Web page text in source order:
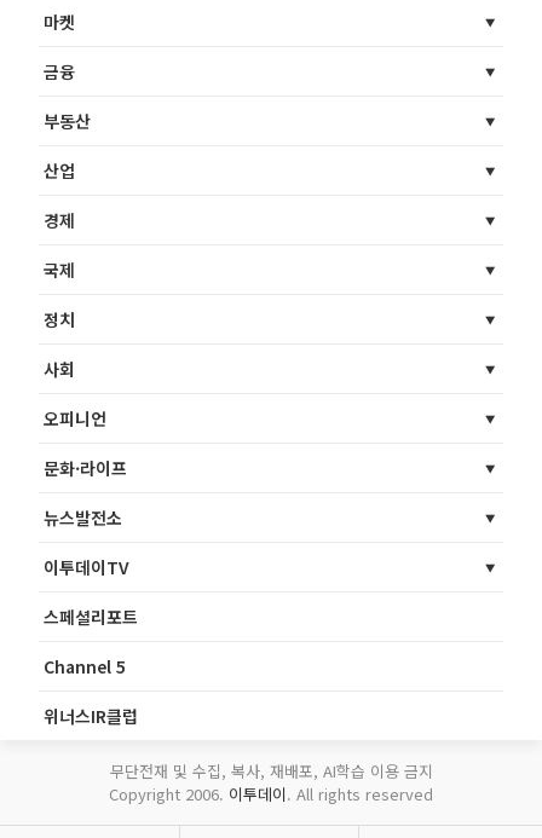
마켓
금융
부동산
산업
경제
국제
정치
사회
오피니언
문화·라이프
뉴스발전소
이투데이TV
스페셜리포트
Channel 5
위너스IR클럽
무단전재 및 수집, 복사, 재배포, AI학습 이용 금지
Copyright 2006. 이투데이. All rights reserved